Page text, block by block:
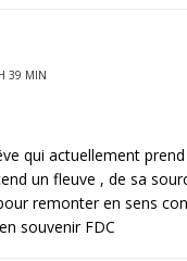
39 MIN
qui actuellement
un fleuve , de sa
remonter en sens
souvenir FDC